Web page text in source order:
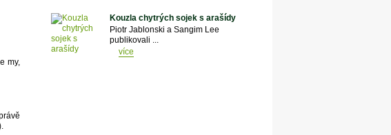
my,
Kouzla chytrých sojek s arašídy
Piotr Jablonski a Sangim Lee
publikovali ...
více